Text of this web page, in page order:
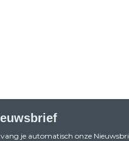
je automatisch onze